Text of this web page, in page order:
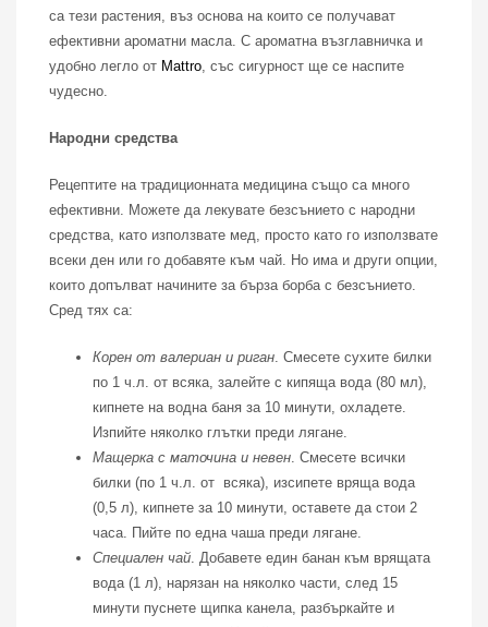
са тези растения, въз основа на които се получават
ефективни ароматни масла. С ароматна възглавничка и
удобно легло от Mattro, със сигурност ще се наспите
чудесно.
Народни средства
Рецептите на традиционната медицина също са много
ефективни. Можете да лекувате безсънието с народни
средства, като използвате мед, просто като го използвате
всеки ден или го добавяте към чай. Но има и други опции,
които допълват начините за бърза борба с безсънието.
Сред тях са:
Корен от валериан и риган. Смесете сухите билки
по 1 ч.л. от всяка, залейте с кипяща вода (80 мл),
кипнете на водна баня за 10 минути, охладете.
Изпийте няколко глътки преди лягане.
Мащерка с маточина и невен. Смесете всички
билки (по 1 ч.л. от всяка), изсипете вряща вода
(0,5 л), кипнете за 10 минути, оставете да стои 2
часа. Пийте по една чаша преди лягане.
Специален чай. Добавете един банан към врящата
вода (1 л), нарязан на няколко части, след 15
минути пуснете щипка канела, разбъркайте и